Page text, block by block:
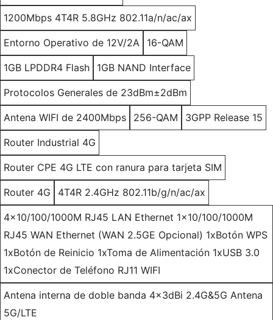
1200Mbps 4T4R 5.8GHz 802.11a/n/ac/ax
Entorno Operativo de 12V/2A 16-QAM
1GB LPDDR4 Flash 1GB NAND Interface
Protocolos Generales de 23dBm±2dBm
Antena WIFI de 2400Mbps 256-QAM 3GPP Release 15
Router Industrial 4G
Router CPE 4G LTE con ranura para tarjeta SIM
Router 4G 4T4R 2.4GHz 802.11b/g/n/ac/ax
4x10/100/1000M RJ45 LAN Ethernet 1x10/100/1000M
RJ45 WAN Ethernet (WAN 2.5GE Opcional) 1xBotón WPS
1xBotón de Reinicio 1xToma de Alimentación 1xUSB 3.0
1xConector de Teléfono RJ11 WIFI
Antena interna de doble banda 4x3dBi 2.4G&5G Antena
5G/LTE